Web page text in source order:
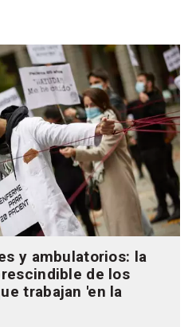
y ambulatorios: la
de los
trabajan 'en la